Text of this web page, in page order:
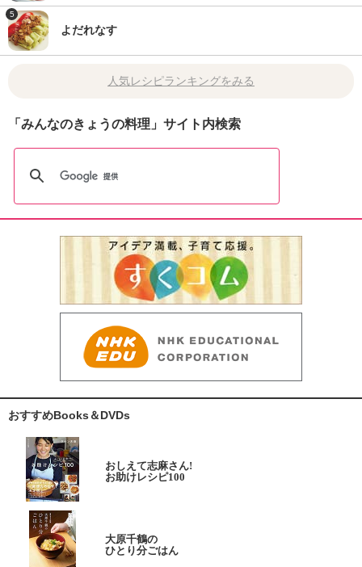
5
よだれなす
人気レシピランキングをみる
「みんなのきょうの料理」サイト内検索
おすすめBooks＆DVDs
おしえて志麻さん!
お助けレシピ100
大原千鶴の
ひとり分ごはん